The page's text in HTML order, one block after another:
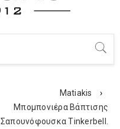
Matiakis
›
Μπομπονιέρα Βάπτισης
Σαπουνόφουσκα Tinkerbell.